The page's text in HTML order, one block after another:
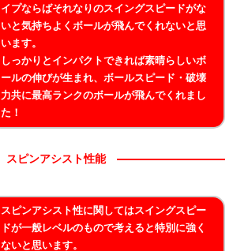
イプならばそれなりのスイングスピードがな
いと気持ちよくボールが飛んでくれないと思
います。
しっかりとインパクトできれば素晴らしいボ
ールの伸びが生まれ、ボールスピード・破壊
力共に最高ランクのボールが飛んでくれまし
た！
スピンアシスト性能
スピンアシスト性に関してはスイングスピー
ドが一般レベルのもので考えると特別に強く
ないと思います。